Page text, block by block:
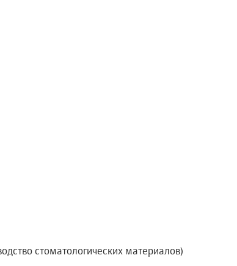
стоматологических материалов)